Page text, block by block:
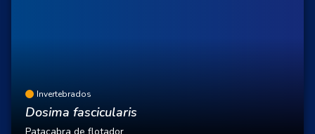
Invertebrados
Dosima fascicularis